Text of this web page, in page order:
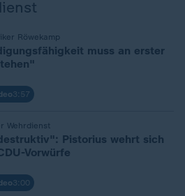
Röwekamp
muss an erster
3:57
Wehrdienst
Pistorius wehrt sich
Vorwürfe
3:00